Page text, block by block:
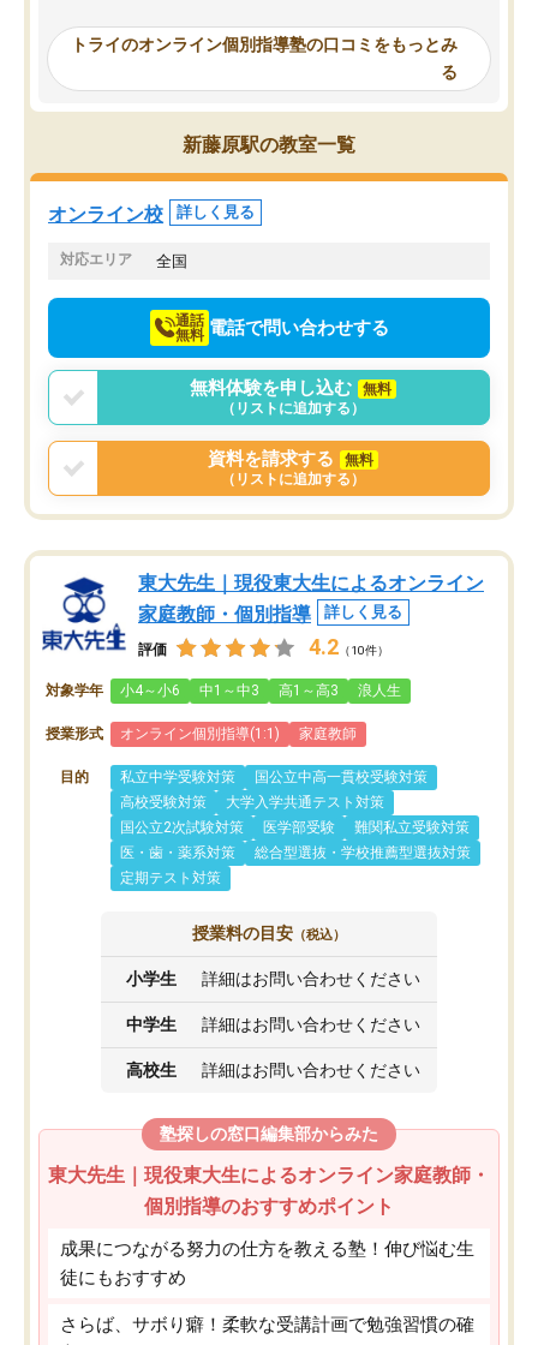
ったんですが、学生の先生から学ぶこ
み、徐々に成績が上がったらいいなと
思っていました。何が今足りないのか
を的確に指導いただき、子どももびっ
くりするほど楽しんでやる気を持って
塾を受けています。狙い通り、少しず
つ成績も上がり、苦手意識も無くなっ
てきたので、さらに苦手な数学も追加
でお願いしました。来年の高校受験に
らないところをピンポイ
頂いて、とてもわかり
していました。一生を
スト、多少お金がかかっ
トライのオンライン個別指導塾の口コミをもっとみ
る
新藤原駅の教室一覧
オンライン校 詳しく見る
対応エリア 全国
通話
無料 電話で問い合わせする
無料体験を申し込む
無料
（リストに追加する）
資料を請求する
無料
（リストに追加する）
東大先生｜現役東大生によるオンライン
家庭教師・個別指導
詳しく見る
評価 4.2 （10件）
対象学年 小4～小6 中1～中3 高1～高3 浪人生
授業形式 オンライン個別指導(1:1) 家庭教師
目的 私立中学受験対策
国公立中高一貫校受験対策
高校受験対策
大学入学共通テスト対策
国公立2次試験対策
医学部受験
難関私立受験対策
医・歯・薬系対策
総合型選抜・学校推薦型選抜対策
定期テスト対策
授業料の目安 （税込）
小学生 詳細はお問い合わせください
中学生 詳細はお問い合わせください
高校生 詳細はお問い合わせください
塾探しの窓口編集部からみた
東大先生｜現役東大生によるオンライン家庭教師・
個別指導のおすすめポイント
成果につながる努力の仕方を教える塾！伸び悩む生
徒にもおすすめ
さらば、サボり癖！柔軟な受講計画で勉強習慣の確